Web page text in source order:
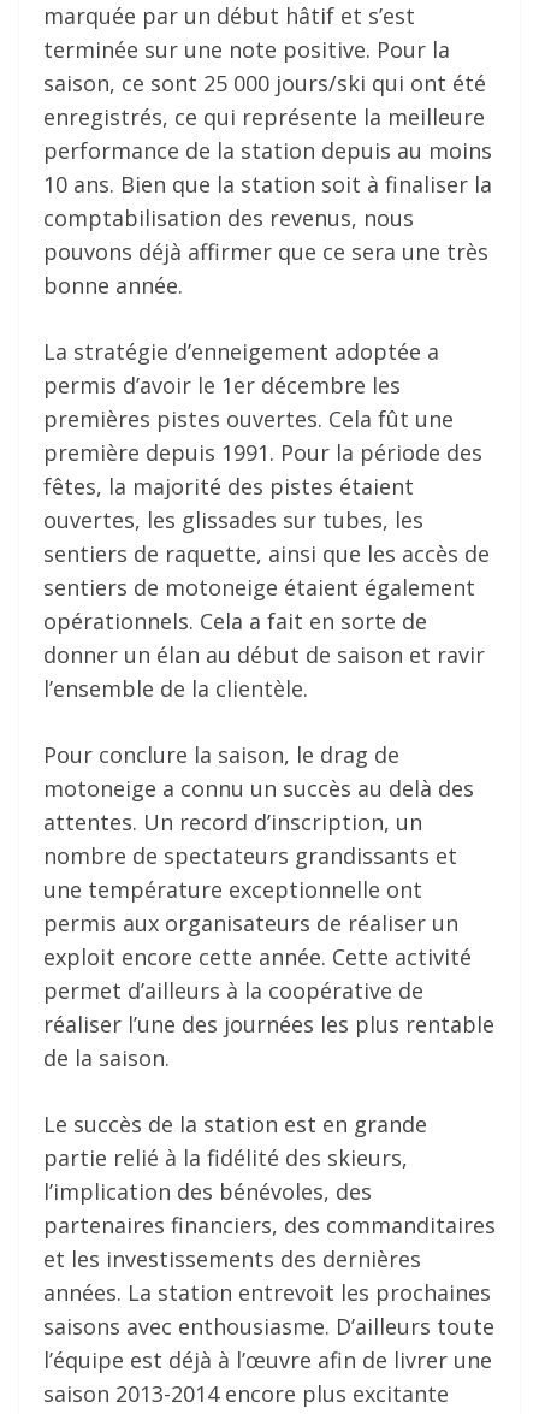
marquée par un début hâtif et s’est
terminée sur une note positive. Pour la
saison, ce sont 25 000 jours/ski qui ont été
enregistrés, ce qui représente la meilleure
performance de la station depuis au moins
10 ans. Bien que la station soit à finaliser la
comptabilisation des revenus, nous
pouvons déjà affirmer que ce sera une très
bonne année.
La stratégie d’enneigement adoptée a
permis d’avoir le 1er décembre les
premières pistes ouvertes. Cela fût une
première depuis 1991. Pour la période des
fêtes, la majorité des pistes étaient
ouvertes, les glissades sur tubes, les
sentiers de raquette, ainsi que les accès de
sentiers de motoneige étaient également
opérationnels. Cela a fait en sorte de
donner un élan au début de saison et ravir
l’ensemble de la clientèle.
Pour conclure la saison, le drag de
motoneige a connu un succès au delà des
attentes. Un record d’inscription, un
nombre de spectateurs grandissants et
une température exceptionnelle ont
permis aux organisateurs de réaliser un
exploit encore cette année. Cette activité
permet d’ailleurs à la coopérative de
réaliser l’une des journées les plus rentable
de la saison.
Le succès de la station est en grande
partie relié à la fidélité des skieurs,
l’implication des bénévoles, des
partenaires financiers, des commanditaires
et les investissements des dernières
années. La station entrevoit les prochaines
saisons avec enthousiasme. D’ailleurs toute
l’équipe est déjà à l’œuvre afin de livrer une
saison 2013-2014 encore plus excitante